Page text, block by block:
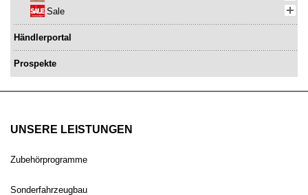
Sale
Händlerportal
Prospekte
UNSERE LEISTUNGEN
Zubehörprogramme
Sonderfahrzeugbau